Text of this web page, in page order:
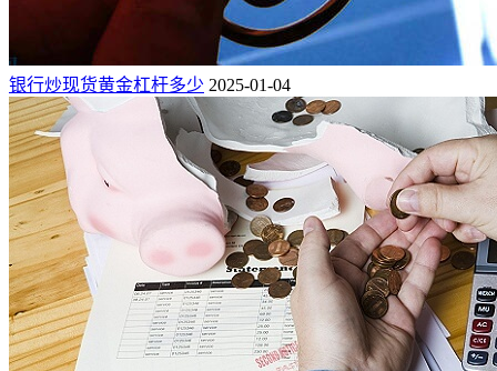
银行炒现货黄金杠杆多少 2025-01-04